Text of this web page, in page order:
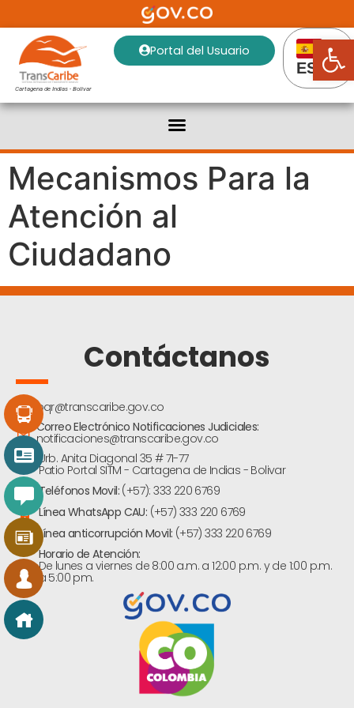
Abrir
Cartagena de Indias - Bolivar
Portal del Usuario
ES
Mecanismos Para la
Atención al
Ciudadano
Contáctanos
pqr@transcaribe.gov.co
Correo Electrónico Notificaciones Judiciales:
notificaciones@transcaribe.gov.co
Urb. Anita Diagonal 35 # 71-77
Patio Portal SITM - Cartagena de Indias - Bolivar
Teléfonos Movil: (+57): 333 220 6769
Línea WhatsApp CAU: (+57) 333 220 6769
Línea anticorrupción Movil: (+57) 333 220 6769
Horario de Atención:
De lunes a viernes de 8:00 a.m. a 12:00 p.m. y de 1:00 p.m.
a 5:00 pm.